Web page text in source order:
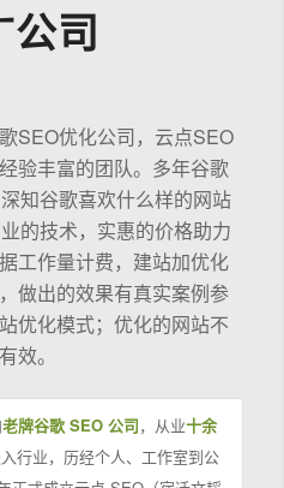
公司
SEO优化公司，云点SEO
验丰富的团队。多年谷歌
知谷歌喜欢什么样的网站
的技术，实惠的价格助力
工作量计费，建站加优化
做出的效果有真实案例参
优化模式；优化的网站不
效。
老牌谷歌 SEO 公司，从业十余
行业，历经个人、工作室到公